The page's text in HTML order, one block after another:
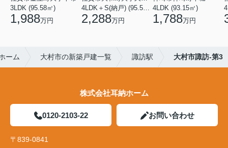
3LDK (95.58㎡)
1,988万円
4LDK＋S(納戸) (95.58㎡)
2,288万円
4LDK (93.15㎡)
1,788万円
ーム 大村市の新築戸建一覧 諏訪駅 大村市諏訪-第3
株式会社耳納ホーム
0120-2103-22 お問い合わせ
〒839-0841